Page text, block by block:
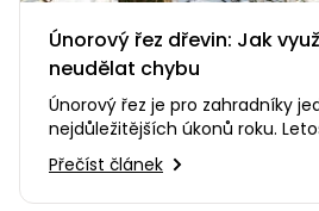
Únorový řez dřevin: Jak
neudělat chybu
Únorový řez je pro zahradníky
nejdůležitějších úkonů roku.
dlouhotrvajícími mrazy,…
Přečíst článek